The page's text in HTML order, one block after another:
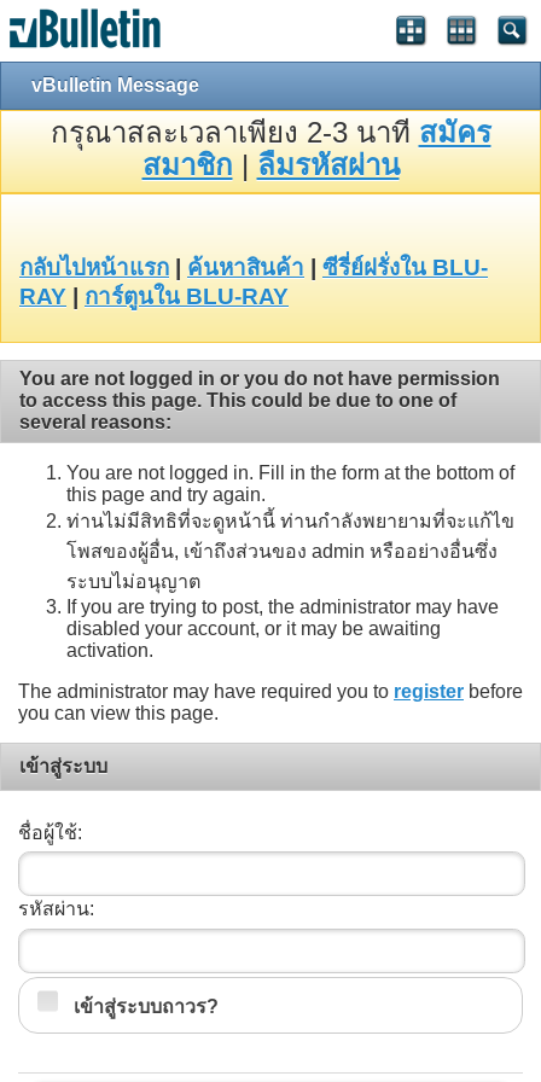
vBulletin Message
กรุณาสละเวลาเพียง 2-3 นาที สมัคร
สมาชิก | ลืมรหัสผ่าน
กลับไปหน้าแรก ค้นหาสินค้า
ซีรี่ย์ฝรั่งใน BLU-
RAY
การ์ตูนใน BLU-RAY
You are not logged in or you do not have permission
to access this page. This could be due to one of
several reasons:
You are not logged in. Fill in the form at the bottom of
this page and try again.
ท่านไม่มีสิทธิที่จะดูหน้านี้ ท่านกำลังพยายามที่จะแก้ไข
โพสของผู้อื่น, เข้าถึงส่วนของ admin หรืออย่างอื่นซึ่ง
ระบบไม่อนุญาต
If you are trying to post, the administrator may have
disabled your account, or it may be awaiting
activation.
The administrator may have required you to register before
you can view this page.
เข้าสู่ระบบ
ชื่อผู้ใช้:
รหัสผ่าน:
เข้าสู่ระบบถาวร?